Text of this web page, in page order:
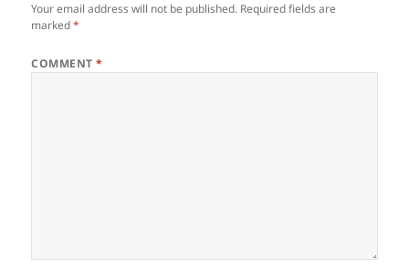
Your email address will not be published. Required fields are
marked*
COMMENT*